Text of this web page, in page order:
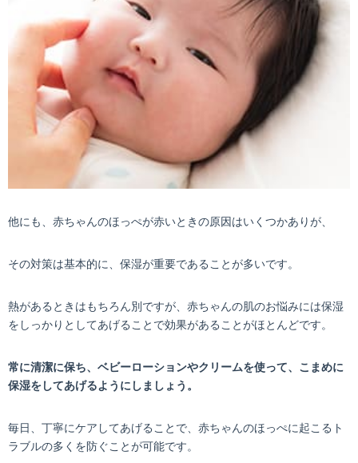
他にも、赤ちゃんのほっぺが赤いときの原因はいくつかありが、
その対策は基本的に、保湿が重要であることが多いです。
熱があるときはもちろん別ですが、赤ちゃんの肌のお悩みには保湿
をしっかりとしてあげることで効果があることがほとんどです。
常に清潔に保ち、ベビーローションやクリームを使って、こまめに
保湿をしてあげるようにしましょう。
毎日、丁寧にケアしてあげることで、赤ちゃんのほっぺに起こるト
ラブルの多くを防ぐことが可能です。